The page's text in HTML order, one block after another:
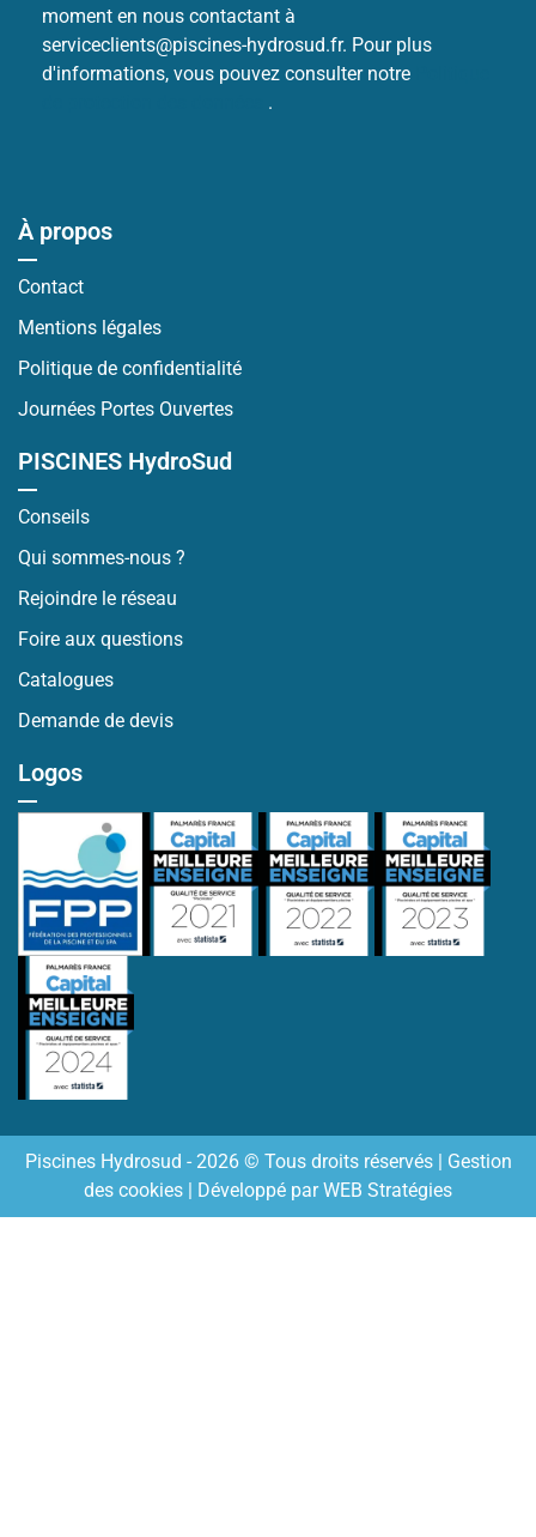
moment en nous contactant à
serviceclients@piscines-hydrosud.fr. Pour plus
d'informations, vous pouvez consulter notre
.
À propos
Contact
Mentions légales
Politique de confidentialité
Journées Portes Ouvertes
PISCINES HydroSud
Conseils
Qui sommes-nous ?
Rejoindre le réseau
Foire aux questions
Catalogues
Demande de devis
Logos
Piscines Hydrosud - 2026 © Tous droits réservés | Gestion
des cookies | Développé parWEB Stratégies